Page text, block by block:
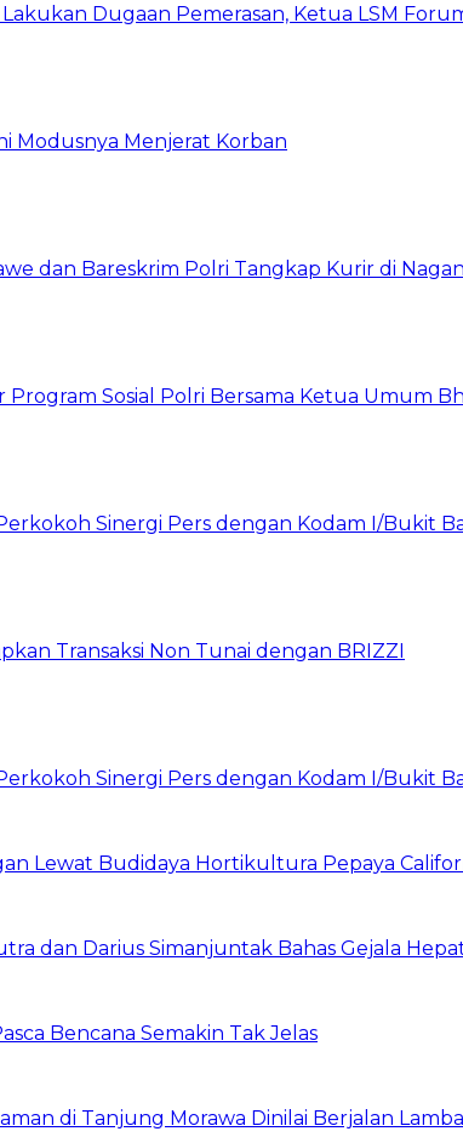
Dugaan Pemerasan, Ketua LSM
Modusnya Menjerat Korban
dan Bareskrim Polri Tangkap Kurir di
Sosial Polri Bersama Ketua Umum
Sinergi Pers dengan Kodam I/Bukit
Transaksi Non Tunai dengan BRIZZI
Sinergi Pers dengan Kodam I/Bukit
Lewat Budidaya Hortikultura Pepaya
dan Darius Simanjuntak Bahas Gejala
Bencana Semakin Tak Jelas
di Tanjung Morawa Dinilai Berjalan